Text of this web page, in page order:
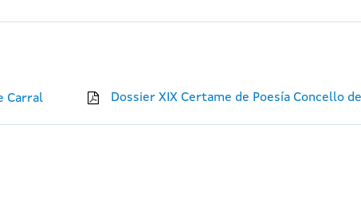
Carral Dossier XIX Certame de Poesía Concello